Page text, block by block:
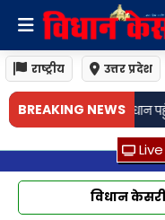
राष्ट्रीय उत्तर प्रदेश
BREAKING NEWS
साझेदारी की• जामो: अगली
विधान